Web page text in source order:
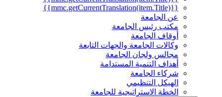
{{mmc.getCurrentTranslation(item.Title)}}
عن الجامعة
مكتب رئيس الجامعة
أوقاف الجامعة
وكالات الجامعة والجهات التابعة
مجالس ولجان الجامعة
أهداف التنمية المستدامة
شركاء الجامعة
الهيكل التنظيمي
الخطة الاستراتيجية للجامعة